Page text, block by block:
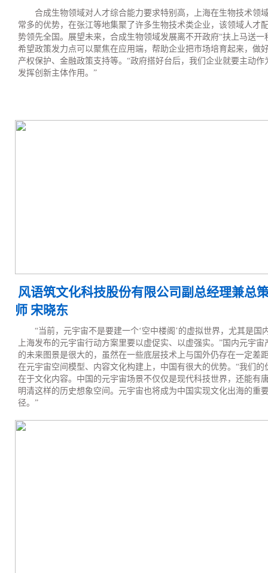
合成生物领域对人才综合能力要求特别高，上海在生物技术领
常多的优势，在张江等地集聚了许多生物技术类企业，该领域人才
势领先全国。展望未来，合成生物领域发展离不开政府“扶上马送一
希望政策发力点可以聚焦在应用端，帮助企业把市场培育起来，做
产权保护、金融政策支持等。“政府搭好台后，我们企业就要主动作
发挥创新主体作用。”
风语筑文化科技股份有限公司副总经理兼总
师 宋晓东
“当前，元宇宙不是要建一个‘空中楼阁’的虚拟世界，尤其是国
上海发布的元宇宙行动方案里要以虚促实、以虚强实。”国内元宇宙
的未来图景是很大的，虽然在一些底层技术上与国外仍存在一定差
在元宇宙空间模型、内容文化构建上，中国有很大的优势。“我们的
在于文化内容。中国的元宇宙场景不仅仅是现代科技世界，还能有
明清这样的历史想象空间。元宇宙也将成为中国实现文化出海的重
径。”